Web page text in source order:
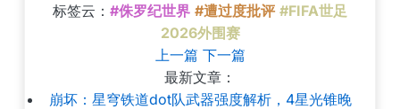
标签云： #侏罗纪世界 #遭过度批评 #FIFA世足
2026外围赛
上一篇 下一篇
最新文章：
崩坏：星穹铁道dot队武器强度解析，4星光锥晚